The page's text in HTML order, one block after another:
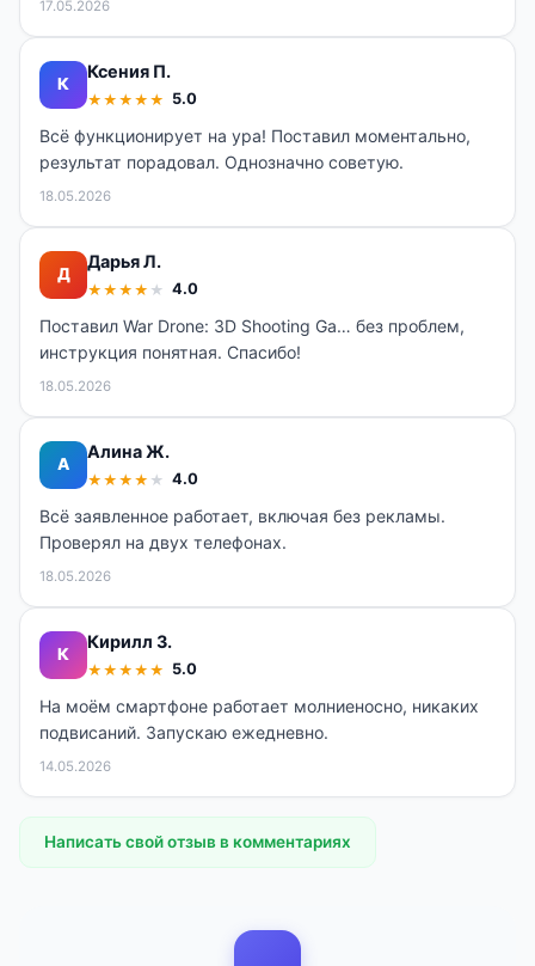
17.05.2026
К
Ксения П.
★ ★ ★ ★ ★ 5.0
Всё функционирует на ура! Поставил моментально,
результат порадовал. Однозначно советую.
18.05.2026
Д
Дарья Л.
★ ★ ★ ★ ★ 4.0
Поставил War Drone: 3D Shooting Ga… без проблем,
инструкция понятная. Спасибо!
18.05.2026
А
Алина Ж.
★ ★ ★ ★ ★ 4.0
Всё заявленное работает, включая без рекламы.
Проверял на двух телефонах.
18.05.2026
К
Кирилл З.
★ ★ ★ ★ ★ 5.0
На моём смартфоне работает молниеносно, никаких
подвисаний. Запускаю ежедневно.
14.05.2026
Написать свой отзыв в комментариях